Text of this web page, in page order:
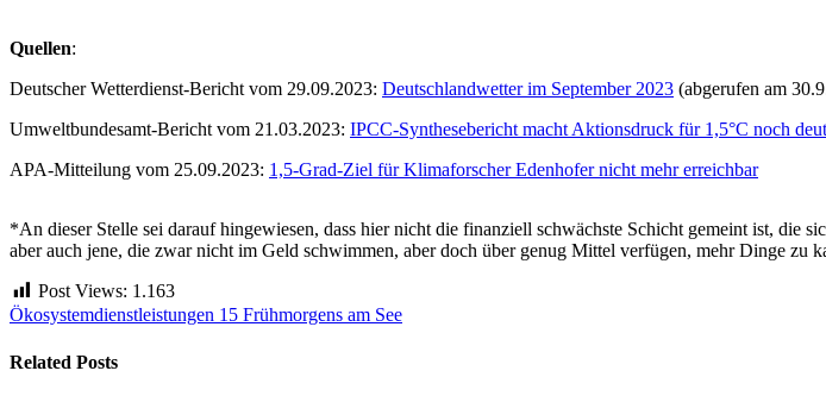
Quellen:
Deutscher Wetterdienst-Bericht vom 29.09.2023: Deutschlandwetter im September 2023 (abgerufen am
Umweltbundesamt-Bericht vom 21.03.2023: IPCC-Synthesebericht macht Aktionsdruck für 1,5°C noch
APA-Mitteilung vom 25.09.2023: 1,5-Grad-Ziel für Klimaforscher Edenhofer nicht mehr erreichbar
*An dieser Stelle sei darauf hingewiesen, dass hier nicht die finanziell schwächste Schicht gemeint ist, die
aber auch jene, die zwar nicht im Geld schwimmen, aber doch über genug Mittel verfügen, mehr Dinge
Post Views: 1.163
Ökosystemdienstleistungen 15 Frühmorgens am See
Related Posts